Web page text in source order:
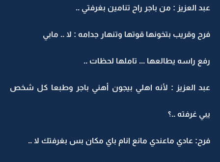
عبد العزيز : من باجر راح تنامين بغرفتي ..
فرح وقريب بتخونها قوتها وتنهار جدامه : لا .. مابي
رفع راسه يطالعها ... تاملها لحظات ..
عبد العزيز : لأنه اهلي بيجون أهني باجر وطبعا كل شخص
يبي غرفته ..؟
فرح: عادي ماعندي مانع انام باي مكان بس بغرفتك لا ..